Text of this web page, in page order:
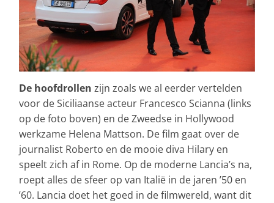
De hoofdrollen zijn zoals we al eerder vertelden
voor de Siciliaanse acteur Francesco Scianna (links
op de foto boven) en de Zweedse in Hollywood
werkzame Helena Mattson. De film gaat over de
journalist Roberto en de mooie diva Hilary en
speelt zich af in Rome. Op de moderne Lancia’s na,
roept alles de sfeer op van Italië in de jaren ’50 en
’60. Lancia doet het goed in de filmwereld, want dit